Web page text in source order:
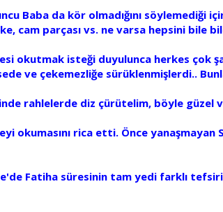
Baba da kör olmadığını
cam parçası vs. ne varsa hepsini bile
okutmak isteği duyulunca herkes çok
ve çekemezliğe sürüklenmişlerdi..
rahlelerde diz çürütelim, böyle güzel
okumasını rica etti. Önce
Fatiha süresinin tam yedi farklı